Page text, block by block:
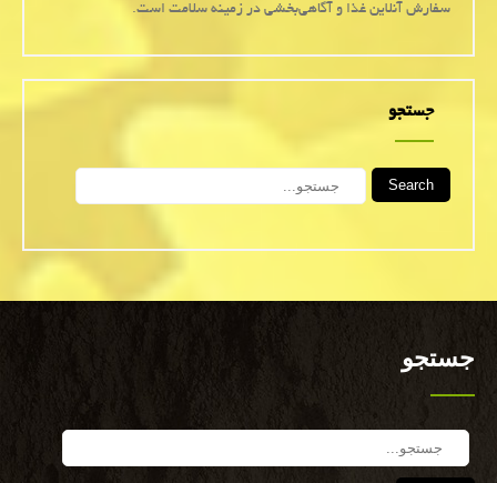
سفارش آنلاین غذا و آگاهی‌بخشی در زمینه سلامت است.
جستجو
Search
جستجو